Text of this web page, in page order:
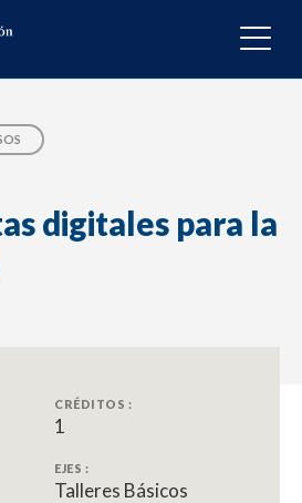
digitales para la
CRÉDITOS :
1
EJES :
Talleres Básicos